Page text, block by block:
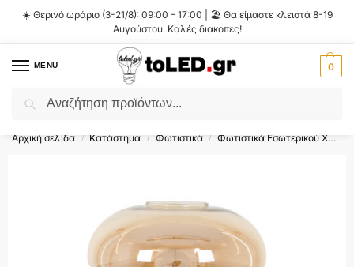
☀️ Θερινό ωράριο (3-21/8): 09:00 – 17:00 | 🏖️ Θα είμαστε κλειστά 8-19
Αυγούστου. Καλές διακοπές!
MENU 0
Flash Sale ⚡ 10% Έκπτωση με τον κωδικό
Αρχική σελίδα / Κατάστημα / Φωτιστικά / Φωτιστικά Εσωτερικού Χώρου